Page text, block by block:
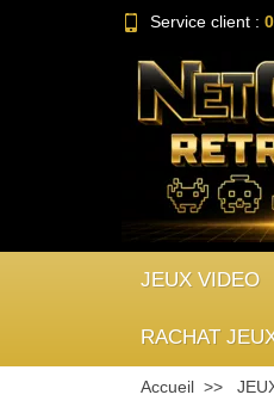
Service client :
JEUX VIDEO
RACHAT
Accueil